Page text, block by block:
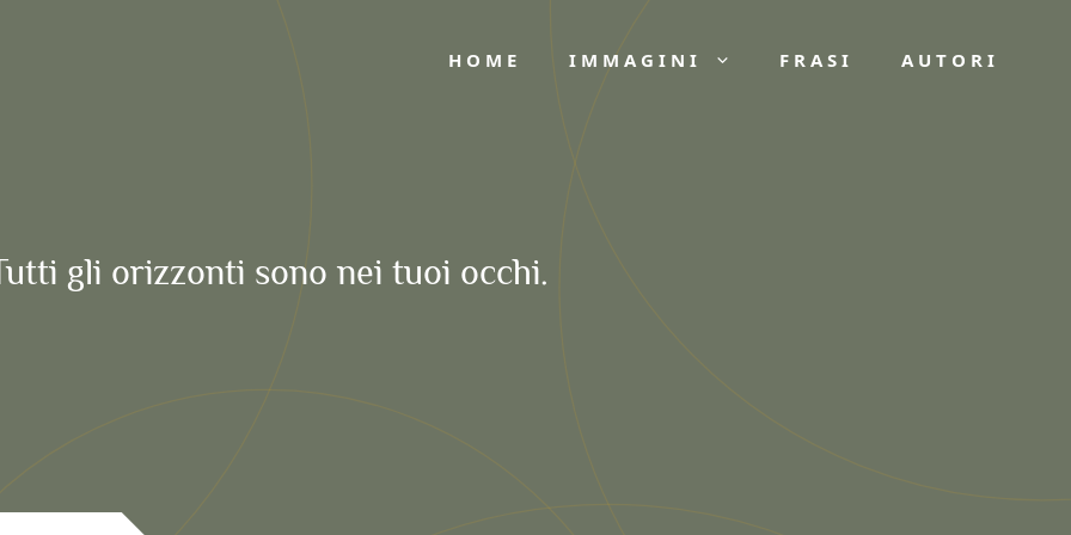
HOME IMMAGINI FRASI AUTORI
gli orizzonti sono nei tuoi occhi.